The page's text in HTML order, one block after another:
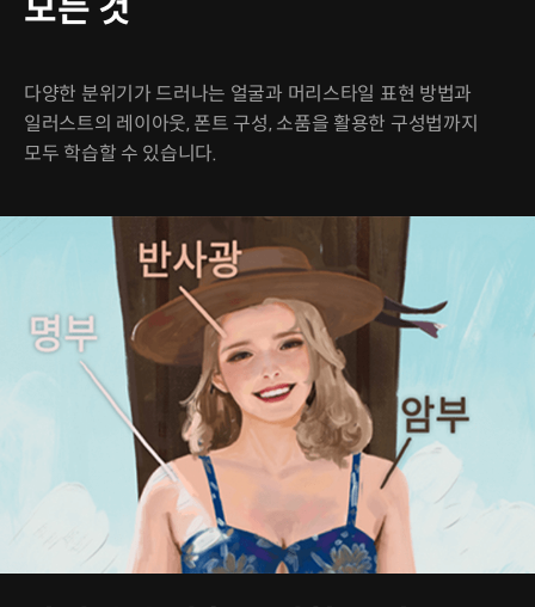
모든 것
다양한 분위기가 드러나는 얼굴과 머리스타일 표현 방법과
일러스트의 레이아웃, 폰트 구성, 소품을 활용한 구성법까지
모두 학습할 수 있습니다.